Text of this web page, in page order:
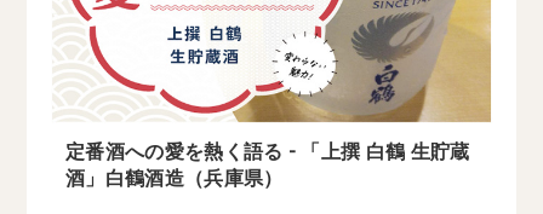
定番酒への愛を熱く語る - 「上撰 白鶴 生貯蔵
酒」白鶴酒造（兵庫県）